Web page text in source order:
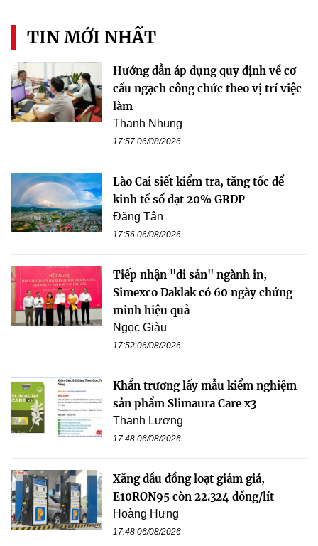
TIN MỚI NHẤT
Hướng dẫn áp dụng quy định về cơ
cấu ngạch công chức theo vị trí việc
làm
Thanh Nhung
17:57 06/08/2026
Lào Cai siết kiểm tra, tăng tốc để
kinh tế số đạt 20% GRDP
Đăng Tân
17:56 06/08/2026
Tiếp nhận "di sản" ngành in,
Simexco Daklak có 60 ngày chứng
minh hiệu quả
Ngọc Giàu
17:52 06/08/2026
Khẩn trương lấy mẫu kiểm nghiệm
sản phẩm Slimaura Care x3
Thanh Lương
17:48 06/08/2026
Xăng dầu đồng loạt giảm giá,
E10RON95 còn 22.324 đồng/lít
Hoàng Hưng
17:48 06/08/2026